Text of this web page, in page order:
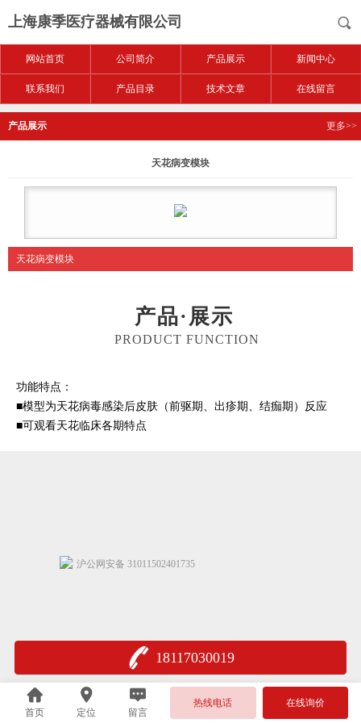
上海康季医疗器械有限公司
网站首页 公司简介 产品展示 新闻中心
联系我们 产品目录 技术文章 在线留言
产品展示 更多>>
天花病变模块
天花病变模块
产品·展示
PRODUCT FUNCTION
功能特点：
■模型为天花病毒感染后皮肤（前驱期、出疹期、结痂期）反应
■可观看天花临床各期特点
18117030019
首页 定位 留言
热线电话 在线询价
沪公网安备 31011502401735